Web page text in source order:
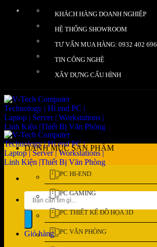
KHÁCH HÀNG DOANH NGHIỆP
HỆ THỐNG SHOWROOM
TƯ VẤN MUA HÀNG: 0932 402 696
TIN CÔNG NGHỆ
XÂY DỰNG CẤU HÌNH
Tìm
kiếm:
Giỏ hàng
DANH MỤC SẢN PHẨM
PC HI-END
PC GAMING
PC THIẾT KẾ ĐỒ HỌA 3D
PC VĂN PHÒNG